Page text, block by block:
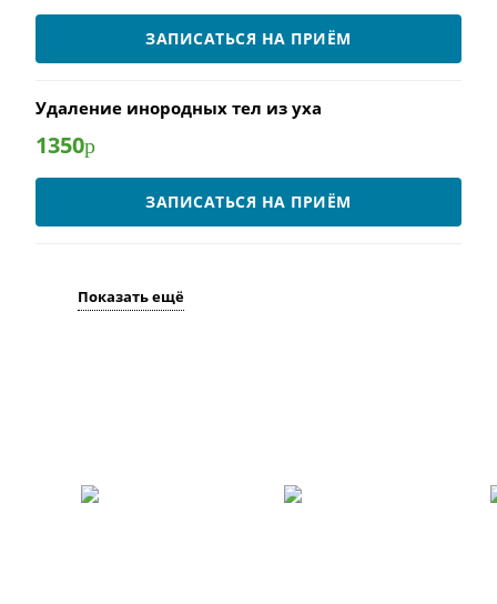
ЗАПИСАТЬСЯ НА ПРИЁМ
Удаление инородных тел из уха
1350р
ЗАПИСАТЬСЯ НА ПРИЁМ
Показать ещё